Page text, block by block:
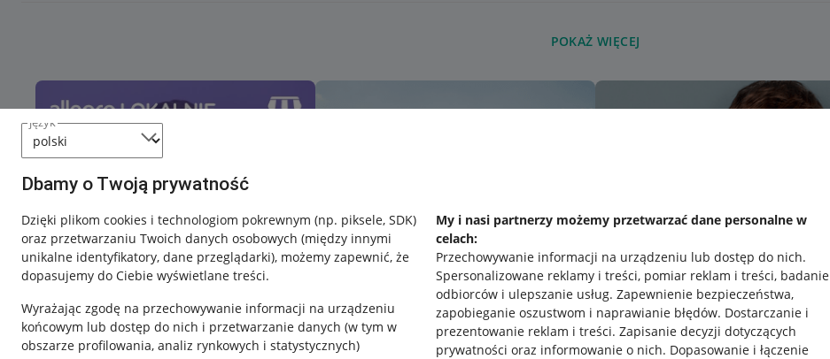
język
Dbamy o Twoją prywatność
Dzięki plikom cookies i technologiom pokrewnym (np. piksele, SDK)
oraz przetwarzaniu Twoich danych osobowych (między innymi
unikalne identyfikatory, dane przeglądarki), możemy zapewnić, że
dopasujemy do Ciebie wyświetlane treści.
Wyrażając zgodę na przechowywanie informacji na urządzeniu
końcowym lub dostęp do nich i przetwarzanie danych (w tym w
obszarze profilowania, analiz rynkowych i statystycznych)
My i nasi partnerzy możemy przetwarzać dane personalne w
celach:
Przechowywanie informacji na urządzeniu lub dostęp do nich.
Spersonalizowane reklamy i treści, pomiar reklam i treści, badanie
odbiorców i ulepszanie usług. Zapewnienie bezpieczeństwa,
zapobieganie oszustwom i naprawianie błędów. Dostarczanie i
prezentowanie reklam i treści. Zapisanie decyzji dotyczących
prywatności oraz informowanie o nich. Dopasowanie i łączenie
POKAŻ WIĘCEJ